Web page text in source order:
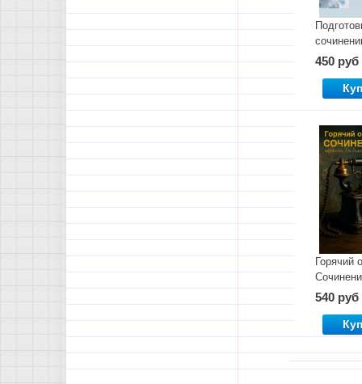
Учимся
тексту
450 руб
Горячий
540 руб